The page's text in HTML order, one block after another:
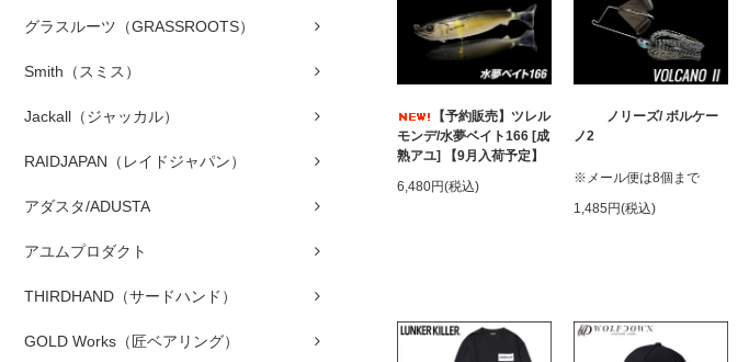
グラスルーツ（GRASSROOTS）
Smith（スミス）
Jackall（ジャッカル）
RAIDJAPAN（レイドジャパン）
アダスタ/ADUSTA
アユムプロダクト
THIRDHAND（サードハンド）
GOLD Works（匠ベアリング）
【予約販売】ツレル
モンデ/水夢ベイト166 [成
熟アユ] 【9月入荷予定】
6,480円(税込)
ノリーズ/ ボルケー
ノ2
※メール便は8個まで
1,485円(税込)